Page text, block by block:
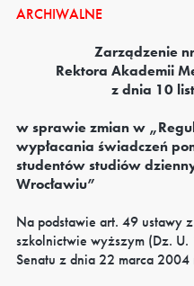
ARCHIWALNE
Zarządzenie
Rektora Akademii
z dnia 10
w sprawie zmian w
wypłacania świadczeń
studentów studiów
Wrocławiu”
Na podstawie art. 49 ustawy
szkolnictwie wyższym (Dz.
Senatu z dnia 22 marca